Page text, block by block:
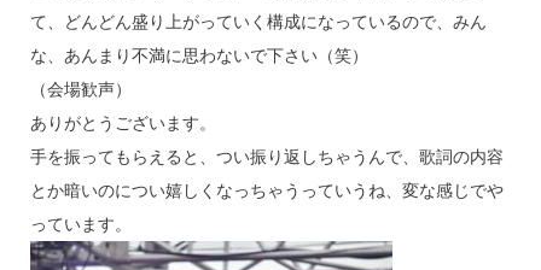
て、どんどん盛り上がっていく構成になっているので、みん
な、あんまり不満に思わないで下さい（笑）
（会場歓声）
ありがとうございます。
手を振ってもらえると、つい振り返しちゃうんで、歌詞の内容
とか暗いのについ嬉しくなっちゃうっていうね、変な感じでや
っています。